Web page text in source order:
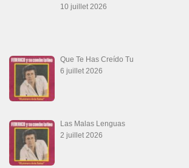
10 juillet 2026
Que Te Has Creído Tu
6 juillet 2026
Las Malas Lenguas
2 juillet 2026